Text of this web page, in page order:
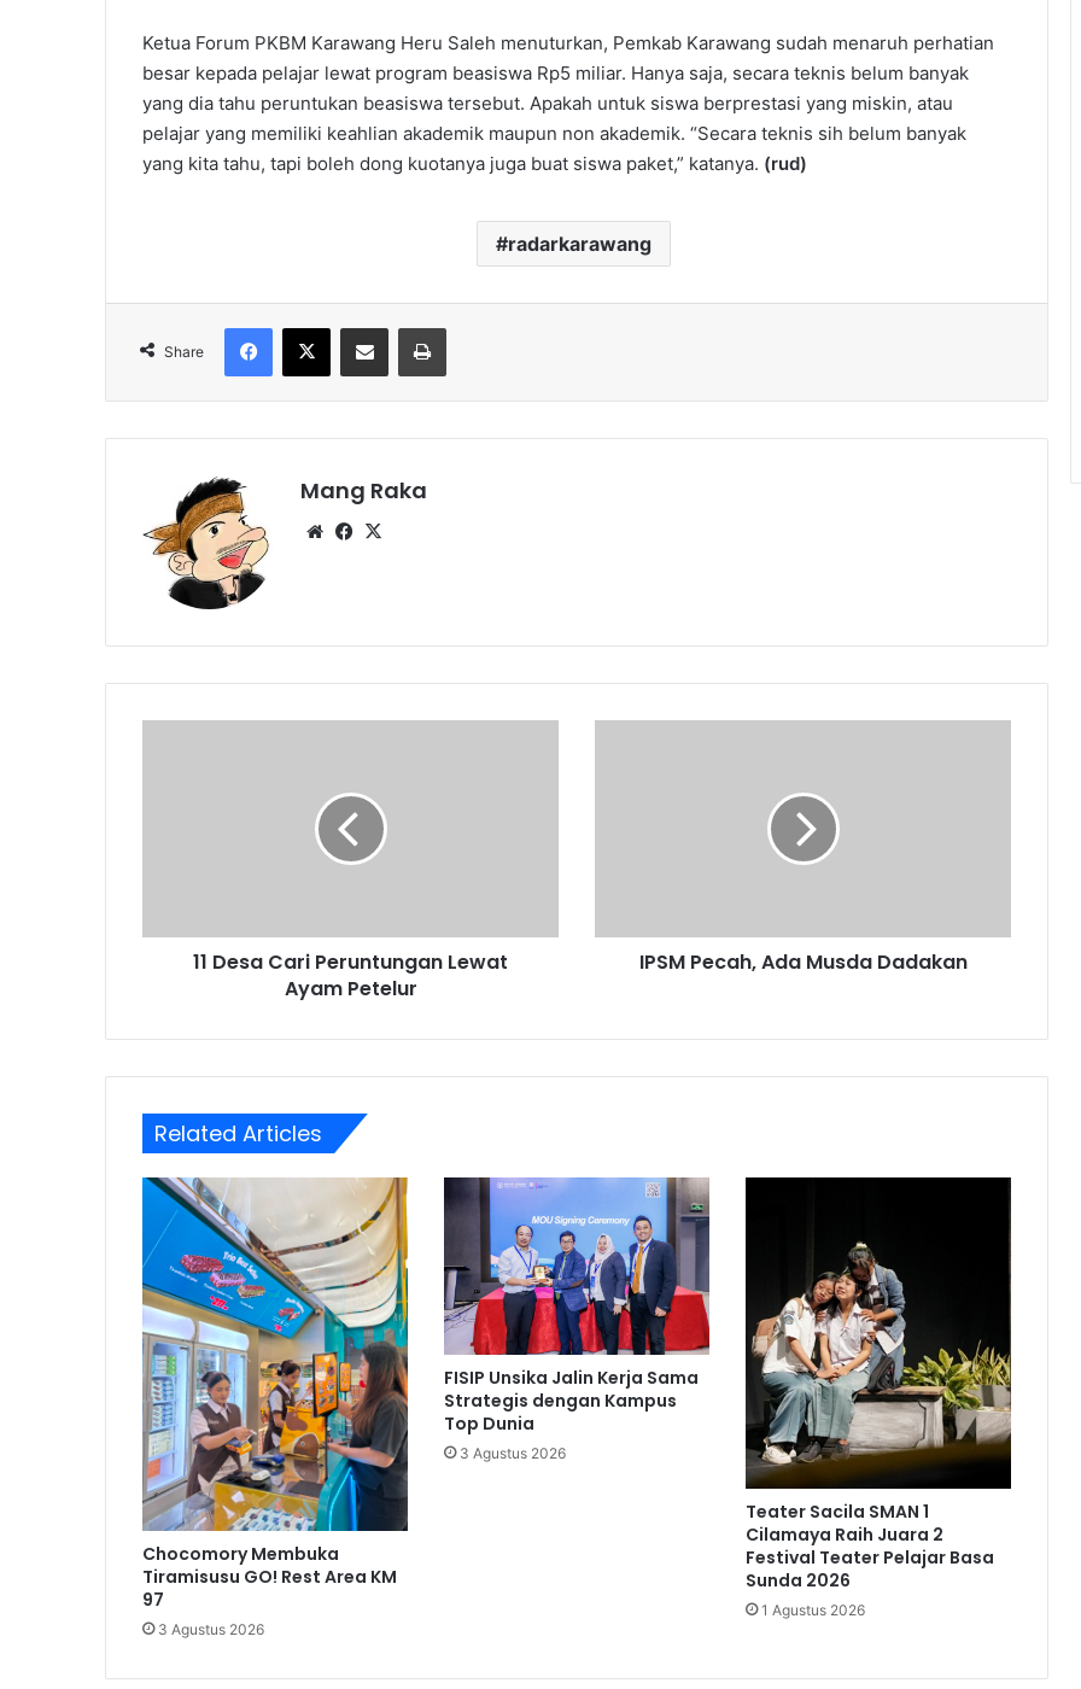
Ketua Forum PKBM Karawang Heru Saleh menuturkan, Pemkab Karawang sudah menaruh perhatian
besar kepada pelajar lewat program beasiswa Rp5 miliar. Hanya saja, secara teknis belum banyak
yang dia tahu peruntukan beasiswa tersebut. Apakah untuk siswa berprestasi yang miskin, atau
pelajar yang memiliki keahlian akademik maupun non akademik. “Secara teknis sih belum banyak
yang kita tahu, tapi boleh dong kuotanya juga buat siswa paket,” katanya. (rud)
radarkarawang
Share
Facebook
X Share via Email Print
Mang Raka
WebsiteFacebook
11 Desa Cari Peruntungan Lewat
Ayam Petelur
IPSM Pecah, Ada Musda Dadakan
Related Articles
Chocomory Membuka
Tiramisusu GO! Rest Area KM
97
3 Agustus 2026
FISIP Unsika Jalin Kerja Sama
Strategis dengan Kampus
Top Dunia
3 Agustus 2026
Teater Sacila SMAN 1
Cilamaya Raih Juara 2
Festival Teater Pelajar Basa
Sunda 2026
1 Agustus 2026